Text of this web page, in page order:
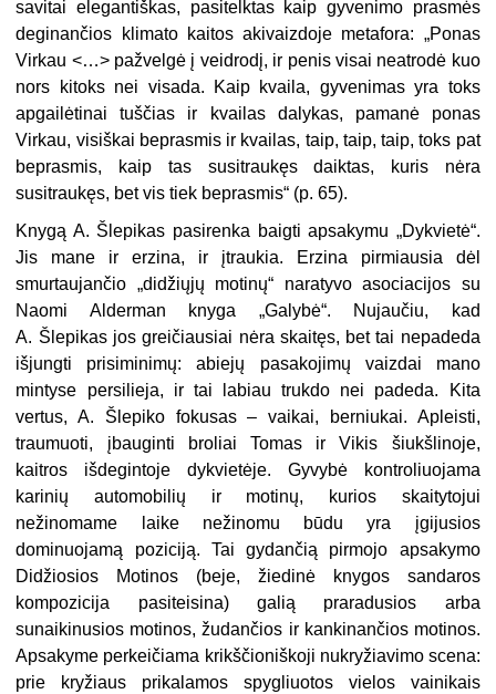
savitai elegantiškas, pasitelktas kaip gyvenimo prasmės
deginančios klimato kaitos akivaizdoje metafora: „Ponas
Virkau <…> pažvelgė į veidrodį, ir penis visai neatrodė kuo
nors kitoks nei visada. Kaip kvaila, gyvenimas yra toks
apgailėtinai tuščias ir kvailas dalykas, pamanė ponas
Virkau, visiškai beprasmis ir kvailas, taip, taip, taip, toks pat
beprasmis, kaip tas susitraukęs daiktas, kuris nėra
susitraukęs, bet vis tiek beprasmis“ (p. 65).
Knygą A. Šlepikas pasirenka baigti apsakymu „Dykvietė“.
Jis mane ir erzina, ir įtraukia. Erzina pirmiausia dėl
smurtaujančio „didžiųjų motinų“ naratyvo asociacijos su
Naomi Alderman knyga „Galybė“. Nujaučiu, kad
A. Šlepikas jos greičiausiai nėra skaitęs, bet tai nepadeda
išjungti prisiminimų: abiejų pasakojimų vaizdai mano
mintyse persilieja, ir tai labiau trukdo nei padeda. Kita
vertus, A. Šlepiko fokusas – vaikai, berniukai. Apleisti,
traumuoti, įbauginti broliai Tomas ir Vikis šiukšlinoje,
kaitros išdegintoje dykvietėje. Gyvybė kontroliuojama
karinių automobilių ir motinų, kurios skaitytojui
nežinomame laike nežinomu būdu yra įgijusios
dominuojamą poziciją. Tai gydančią pirmojo apsakymo
Didžiosios Motinos (beje, žiedinė knygos sandaros
kompozicija pasiteisina) galią praradusios arba
sunaikinusios motinos, žudančios ir kankinančios motinos.
Apsakyme perkeičiama krikščioniškoji nukryžiavimo scena:
prie kryžiaus prikalamos spygliuotos vielos vainikais